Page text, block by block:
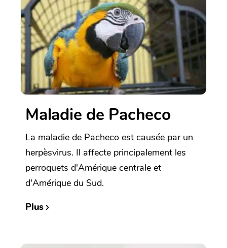
Maladie de Pacheco
La maladie de Pacheco est causée par un
herpèsvirus. Il affecte principalement les
perroquets d'Amérique centrale et
d'Amérique du Sud.
Plus